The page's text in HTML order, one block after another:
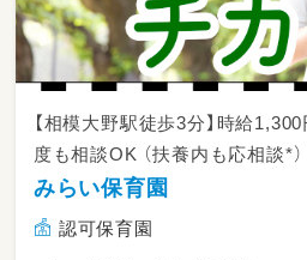
（公園や広場などの屋
思いきり身体を動かし
雨の日の室内アクティ
（お外に行けない日は
工夫を凝らした運動遊
おやつの準備・見守り
サポート）
【相模大野駅徒歩3分】時給
度も相談OK （扶養内も応相談*）
みらい保育園
認可保育園